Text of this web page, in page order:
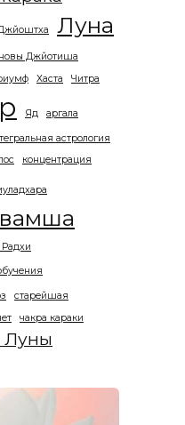
Луна
Джйотиша
Хаста Читра
Яд аргала
астрология
концентрация
Радхи
старейшая
чакра караки
Луны